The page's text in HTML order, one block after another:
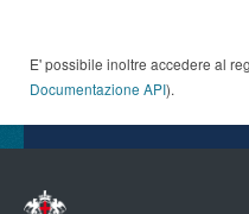
E' possibile inoltre accedere al
Documentazione API).